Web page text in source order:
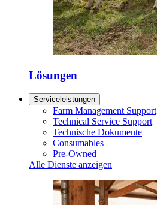
Lösungen
Serviceleistungen
Farm Management Support
Technical Service Support
Technische Dokumente
Consumables
Pre-Owned
Alle Dienste anzeigen